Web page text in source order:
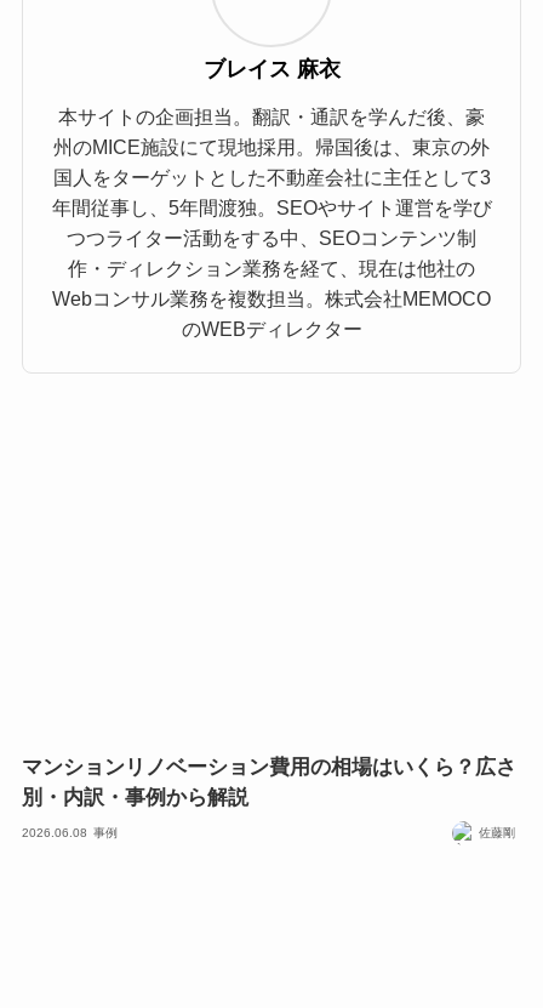
ブレイス 麻衣
本サイトの企画担当。翻訳・通訳を学んだ後、豪
州のMICE施設にて現地採用。帰国後は、東京の外
国人をターゲットとした不動産会社に主任として3
年間従事し、5年間渡独。SEOやサイト運営を学び
つつライター活動をする中、SEOコンテンツ制
作・ディレクション業務を経て、現在は他社の
Webコンサル業務を複数担当。株式会社MEMOCO
のWEBディレクター
マンションリノベーション費用の相場はいくら？広さ
別・内訳・事例から解説
2026.06.08 事例 佐藤剛